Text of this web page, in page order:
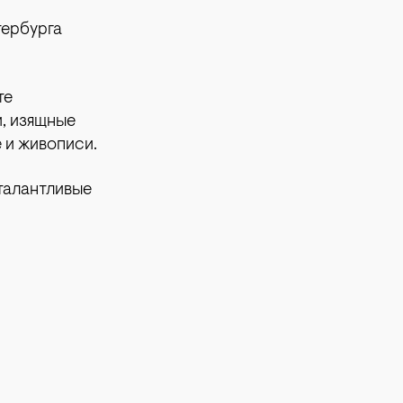
изящные
и живописи.